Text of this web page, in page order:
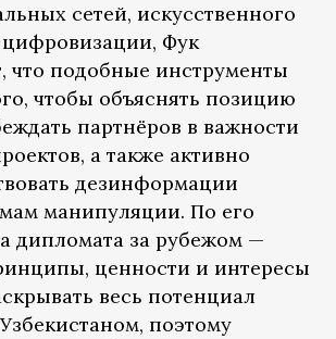
сетей, искусственного
цифровизации, Фук
что подобные инструменты
чтобы объяснять позицию
партнёров в важности
а также активно
дезинформации
манипуляции. По его
дипломата за рубежом —
ценности и интересы
весь потенциал
поэтому